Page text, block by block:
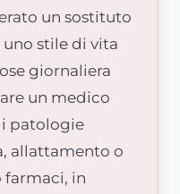
un sostituto
stile di vita
giornaliera
un medico
patologie
allattamento o
farmaci, in